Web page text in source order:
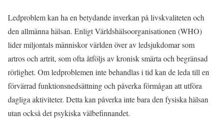
Ledproblem kan ha en betydande inverkan på livskvaliteten och
den allmänna hälsan. Enligt Världshälsoorganisationen (WHO)
lider miljontals människor världen över av ledsjukdomar som
artros och artrit, som ofta åtföljs av kronisk smärta och begränsad
rörlighet. Om ledproblemen inte behandlas i tid kan de leda till en
förvärrad funktionsnedsättning och påverka förmågan att utföra
dagliga aktiviteter. Detta kan påverka inte bara den fysiska hälsan
utan också det psykiska välbefinnandet.